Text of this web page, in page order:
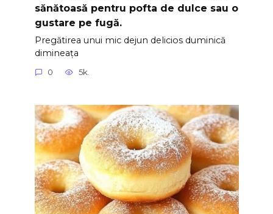
sănătoasă pentru pofta de dulce sau o
gustare pe fugă.
Pregătirea unui mic dejun delicios duminică
dimineața
0 5k.